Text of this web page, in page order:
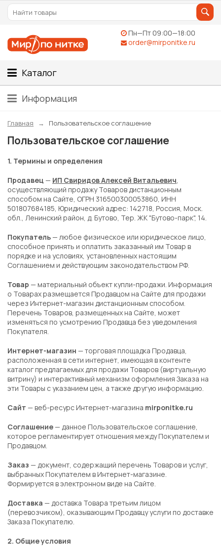
Пн—Пт 09:00—18:00
order@mirponitke.ru
Каталог
Информация
Главная Пользовательское соглашение
Пользовательское соглашение
1. Термины и определения
Продавец — ИП Свиридов Алексей Витальевич,
осуществляющий продажу Товаров дистанционным
способом на Сайте, ОГРН 316500300053860, ИНН
501807684185, Юридический адрес: 142718, Россия, Моск.
обл., Ленинский район, д. Бутово, Тер. ЖК "Бутово-парк", 14.
Покупатель— любое физическое или юридическое лицо,
способное принять и оплатить заказанный им Товар в
порядке и на условиях, установленных настоящим
Соглашением и действующим законодательством РФ.
Товар — материальный объект купли-продажи. Информация
о Товарах размещается Продавцом на Сайте для продажи
через Интернет-магазин дистанционным способом.
Перечень Товаров, размещенных на Сайте, может
изменяться по усмотрению Продавца без уведомления
Покупателя.
Интернет-магазин — торговая площадка Продавца,
расположенная в сети интернет, имеющая в контенте
каталог предлагаемых для продажи Товаров (виртуальную
витрину) и интерактивный механизм оформления Заказа на
эти Товары с указанием цен, а также другую информацию.
Сайт — веб-ресурс Интернет-магазина mirponitke.ru
Соглашение— данное Пользовательское соглашение,
которое регламентирует отношения между Покупателем и
Продавцом.
Заказ — документ, содержащий перечень Товаров и услуг,
выбранных Покупателем в Интернет-магазине.
Формируется в электронном виде на Сайте.
Доставка — доставка Товара третьим лицом
(перевозчиком), оказывающим Продавцу услуги по доставке
Заказа Покупателю.
2. Общие условия